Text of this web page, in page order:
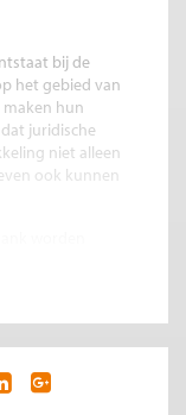
bij de
het gebied van
hun
juridische
niet alleen
ook kunnen
en
het
aandeelhouders
verwaarloosd